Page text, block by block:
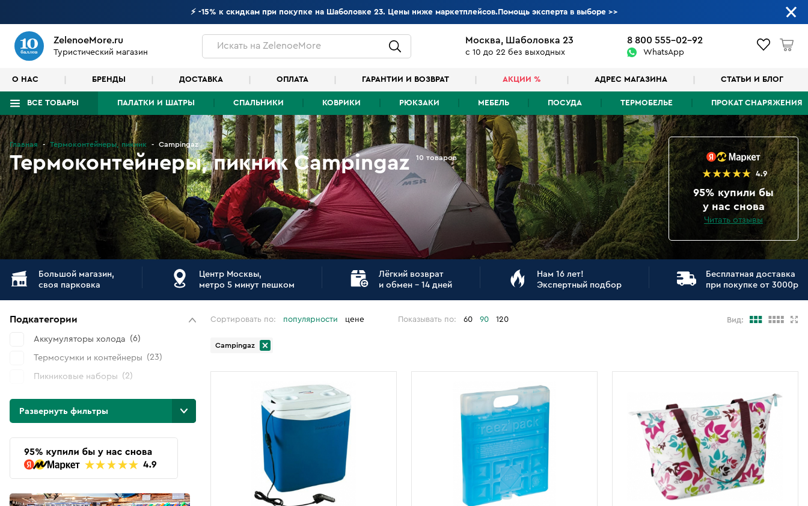
⚡ -15% к скидкам при покупке на Шаболовке 23. Цены ниже маркетплейсов.Помощь эксперта в выборе>>
ZelenoeMore.ru
Туристический магазин
Искатьна ZelenoeMore
Москва, Шаболовка 23
с 10 до 22 без выходных
8 800 555-02-92
WhatsApp
О НАС БРЕНДЫ ДОСТАВКА ОПЛАТА ГАРАНТИИ И ВОЗВРАТ АКЦИИ % АДРЕС МАГАЗИНА СТАТЬИ И БЛОГ
ВСЕ ТОВАРЫ ПАЛАТКИ И ШАТРЫ СПАЛЬНИКИ КОВРИКИ РЮКЗАКИ МЕБЕЛЬ ПОСУДА ТЕРМОБЕЛЬЕ ПРОКАТ СНАРЯЖЕНИЯ
Что будем искать?
Главная
Термоконтейнеры, пикник Campingaz
Термоконтейнеры, пикник Campingaz 10 товаров
4.9
95% купили бы
у нас снова
Читать отзывы
Большой магазин,
своя парковка
Центр Москвы,
метро 5 минут пешком
Лёгкий возврат
и обмен - 14 дней
Нам 16 лет!
Экспертный подбор
Бесплатная доставка
при покупке от 3000р
Подкатегории
Аккумуляторы холода 6
Термосумки и контейнеры 23
Пикниковые наборы 2
Бренды
2
KingCamp 1
10
Snow Peak 3
Развернуть фильтры
Сортировать по: популярности цене Показывать по: 60 90 120 Вид:
Campingaz